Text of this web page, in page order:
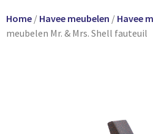
Home / Havee meubelen / Havee
meubelen Mr. & Mrs. Shell fauteuil